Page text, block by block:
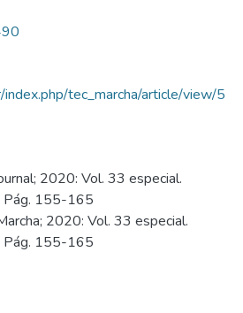
tec_marcha/article/view/5
2020: Vol. 33 especial.
Pág. 155-165
2020: Vol. 33 especial.
Pág. 155-165